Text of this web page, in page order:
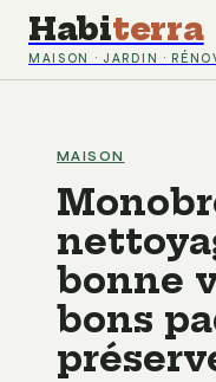
Habiterra
MAISON · JARDIN ·
MAISON
bonne
bons